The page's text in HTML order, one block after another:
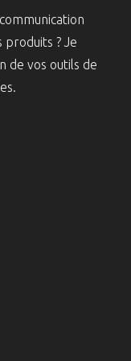
? Je
de vos outils de